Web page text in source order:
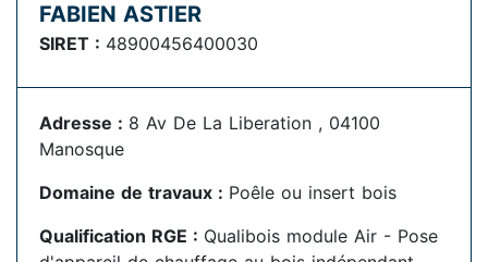
FABIEN ASTIER
SIRET : 48900456400030
Adresse : 8 Av De La Liberation , 04100
Manosque
Domaine de travaux : Poêle ou insert bois
Qualification RGE : Qualibois module Air - Pose